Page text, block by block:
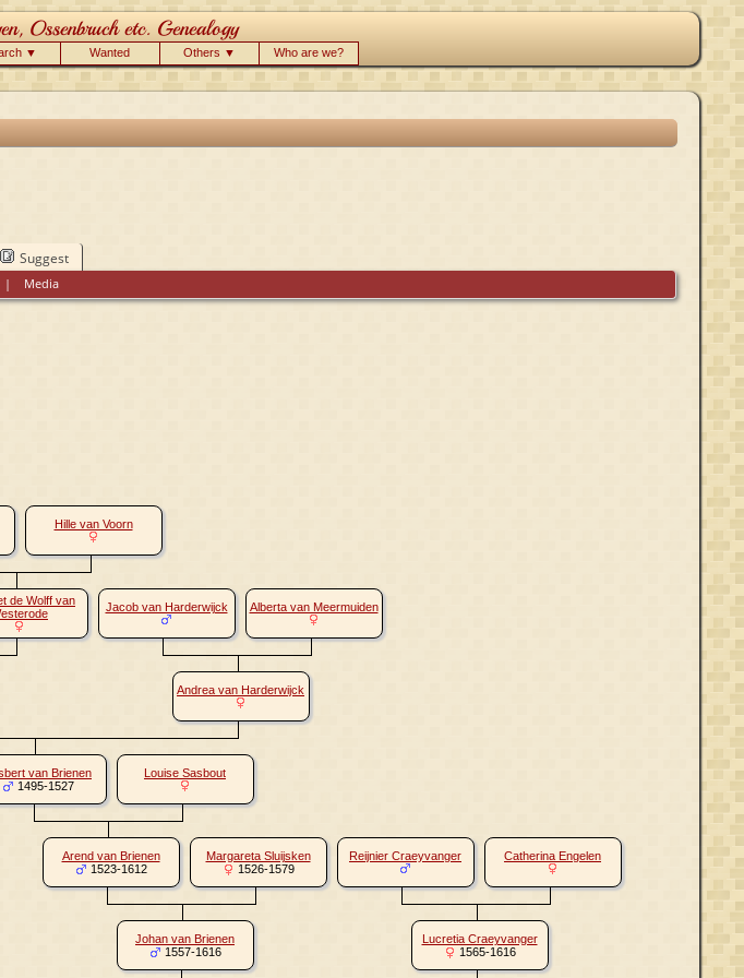
▼ Wanted Others ▼ Who are we?
Suggest
| Media
Hille van Voorn
de Wolff van
Jacob van Harderwijck Alberta van Meermuiden
Andrea van Harderwijck
van Brienen
1495-1527
Louise Sasbout
Arend van Brienen
1523-1612
Margareta Sluijsken
1526-1579
Reijnier Craeyvanger Catherina Engelen
Johan van Brienen
1557-1616
Lucretia Craeyvanger
1565-1616